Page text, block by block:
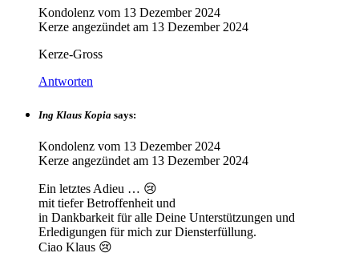
Kondolenz vom 13 Dezember 2024
Kerze angezündet am 13 Dezember 2024
Kerze-Gross
Antworten
Ing Klaus Kopia says:
Kondolenz vom 13 Dezember 2024
Kerze angezündet am 13 Dezember 2024
Ein letztes Adieu … 😢
mit tiefer Betroffenheit und
in Dankbarkeit für alle Deine Unterstützungen und
Erledigungen für mich zur Diensterfüllung.
Ciao Klaus 😢